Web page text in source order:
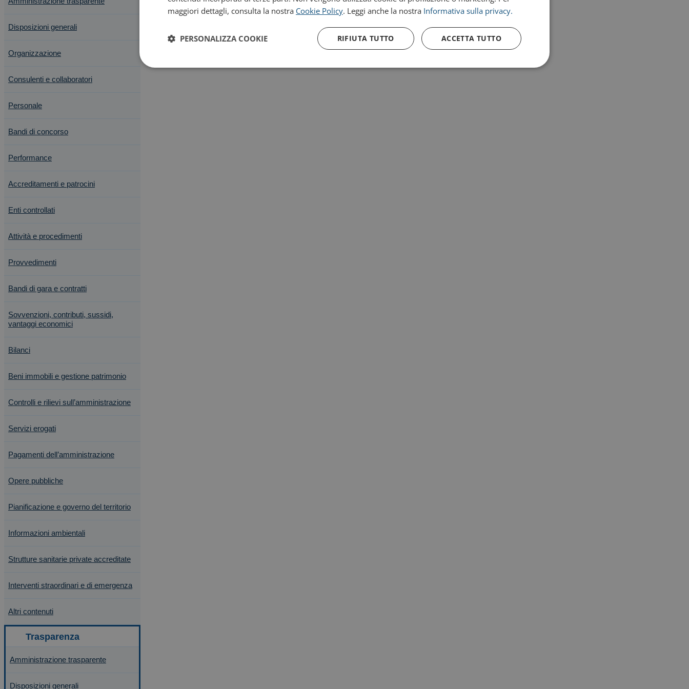
Disposizioni generali
Organizzazione
Consulenti e collaboratori
Personale
Bandi di concorso
Performance
Accreditamenti e patrocini
Enti controllati
Attività e procedimenti
Provvedimenti
Bandi di gara e contratti
Sovvenzioni, contributi, sussidi,
vantaggi economici
Bilanci
Beni immobili e gestione patrimonio
Controlli e rilievi sull’amministrazione
Servizi erogati
Pagamenti dell’amministrazione
Opere pubbliche
Pianificazione e governo del territorio
Informazioni ambientali
Strutture sanitarie private accreditate
Interventi straordinari e di emergenza
Altri contenuti
Amministrazione trasparente
Disposizioni generali
maggiori dettagli, consulta la nostra Cookie Policy. Leggi anche la nostra Informativa sulla privacy.
ACCETTA TUTTO
RIFIUTA TUTTO
PERSONALIZZA COOKIE